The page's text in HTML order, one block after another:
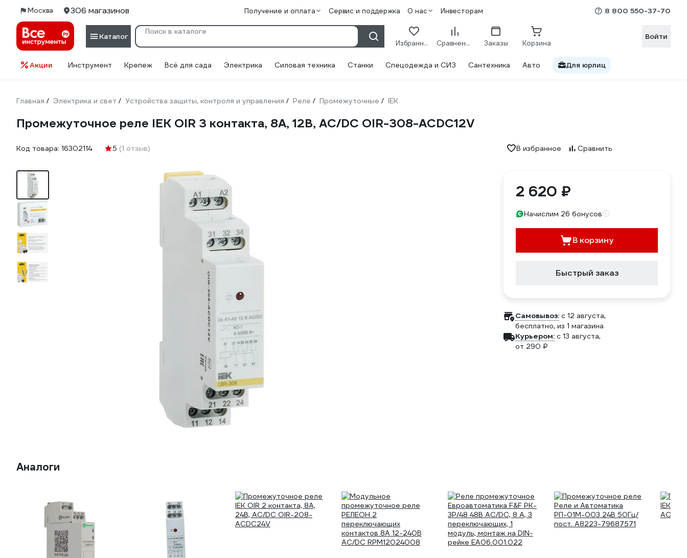
Москва 306 магазинов Получение и оплата Сервис и поддержка О нас Инвесторам 8 800 550-37-70
Каталог
Избранное Сравнение Заказы Корзина
Войти
Акции Инструмент Крепеж Всё для сада Электрика Силовая техника Станки Спецодежда и СИЗ Сантехника Авто Для юрлиц
Главная / Электрика и свет / Устройства защиты, контроля и управления / Реле / Промежуточные / IEK
Промежуточное реле IEK OIR 3 контакта, 8А, 12В, AC/DC OIR-308-ACDC12V
Код товара: 16302114 5 (1 отзыв) В избранное Сравнить
2 620 ₽
Начислим 26 бонусов
В корзину
Быстрый заказ
Самовывоз: c 12 августа,
бесплатно, из 1 магазина
Курьером: c 13 августа,
от 290 ₽
Аналоги